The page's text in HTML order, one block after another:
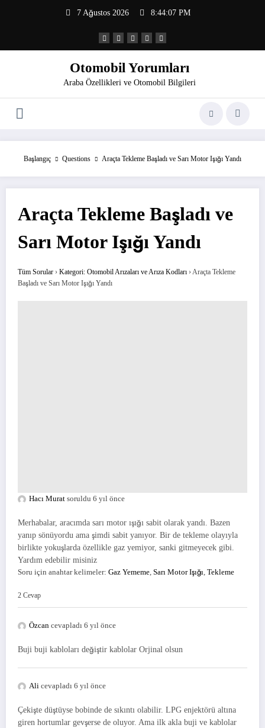
7 Ağustos 2026 8:44:07 PM
Otomobil Yorumları
Araba Özellikleri ve Otomobil Bilgileri
Başlangıç Questions Araçta Tekleme Başladı ve Sarı Motor Işığı Yandı
Araçta Tekleme Başladı ve
Sarı Motor Işığı Yandı
Tüm Sorular › Kategori: Otomobil Arızaları ve Arıza Kodları ›Araçta Tekleme
Başladı ve Sarı Motor Işığı Yandı
Hacı Murat soruldu 6 yıl önce
Merhabalar, aracımda sarı motor ışığı sabit olarak yandı. Bazen
yanıp sönüyordu ama şimdi sabit yanıyor. Bir de tekleme olayıyla
birlikte yokuşlarda özellikle gaz yemiyor, sanki gitmeyecek gibi.
Yardım edebilir misiniz
Soru için anahtar kelimeler: Gaz Yememe, Sarı Motor Işığı, Tekleme
2 Cevap
Özcan cevapladı 6 yıl önce
Buji buji kabloları değiştir kablolar Orjinal olsun
Ali cevapladı 6 yıl önce
Çekişte düştüyse bobinde de sıkıntı olabilir. LPG enjektörü altına
giren hortumlar gevşerse de oluyor. Ama ilk akla buji ve kablolar